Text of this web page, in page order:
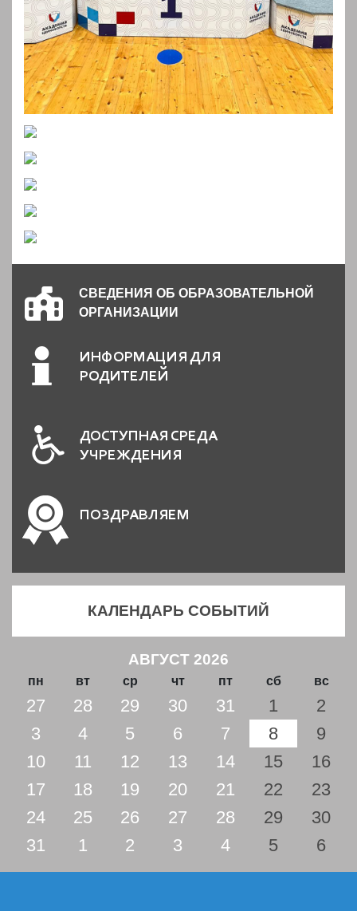
СВЕДЕНИЯ ОБ ОБРАЗОВАТЕЛЬНОЙ
ОРГАНИЗАЦИИ
ИНФОРМАЦИЯ ДЛЯ
РОДИТЕЛЕЙ
ДОСТУПНАЯ СРЕДА
УЧРЕЖДЕНИЯ
ПОЗДРАВЛЯЕМ
КАЛЕНДАРЬ СОБЫТИЙ
АВГУСТ 2026
пн вт ср чт пт сб вс
27 28 29 30 31 1
2
3
4 5 6 7 8
9
10
11 12 13 14 15
16
17
18 19 20 21 22
23
24
25 26 27 28 29
30
31
1 2 3 4 5 6